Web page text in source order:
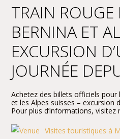
TRAIN ROUGE
BERNINA ET
EXCURSION
JOURNÉE
Achetez des billets officiels
et les Alpes suisses – excursion
Pour plus d’informations, visitez
Visites touristiques à